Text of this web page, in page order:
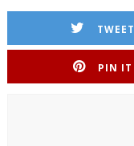
TWEET
PIN IT